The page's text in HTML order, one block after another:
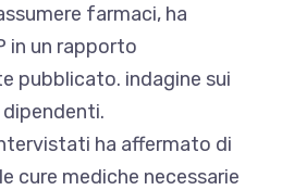
farmaci, ha
in un rapporto
pubblicato. indagine sui
dipendenti.
ha affermato di
cure mediche necessarie